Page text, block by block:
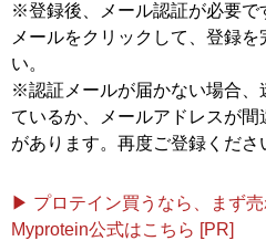
※登録後、メール認証が必要で
メールをクリックして、登録を
い。
※認証メールが届かない場合、
ているか、メールアドレスが間
があります。再度ご登録くださ
▶ プロテイン買うなら、まず売
Myprotein公式はこちら [PR]